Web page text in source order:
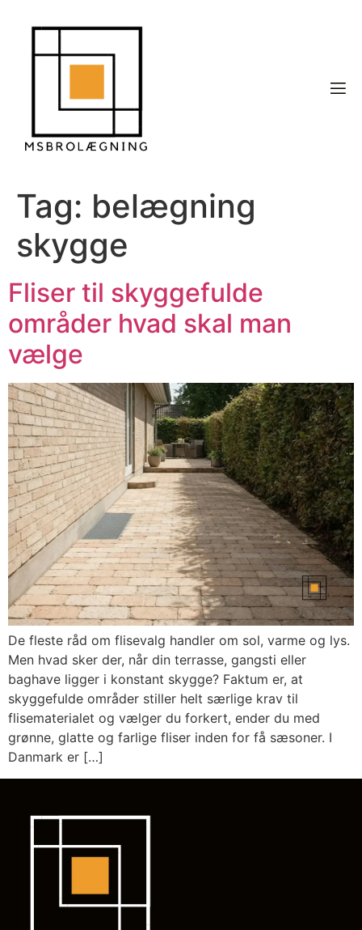
Tag: belægning
skygge
Fliser til skyggefulde
områder hvad skal man
vælge
De fleste råd om flisevalg handler om sol, varme og lys.
Men hvad sker der, når din terrasse, gangsti eller
baghave ligger i konstant skygge? Faktum er, at
skyggefulde områder stiller helt særlige krav til
flisematerialet og vælger du forkert, ender du med
grønne, glatte og farlige fliser inden for få sæsoner. I
Danmark er […]